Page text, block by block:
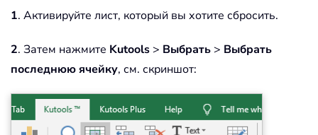
1. Активируйте лист, который вы хотите сбросить.
2. Затем нажмите Kutools > Выбрать > Выбрать
последнюю ячейку, см. скриншот: